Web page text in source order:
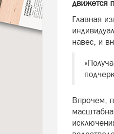
движется
Главная
навес, и
Впрочем,